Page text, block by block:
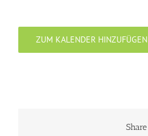
ZUM KALENDER HINZUFÜGEN
Share